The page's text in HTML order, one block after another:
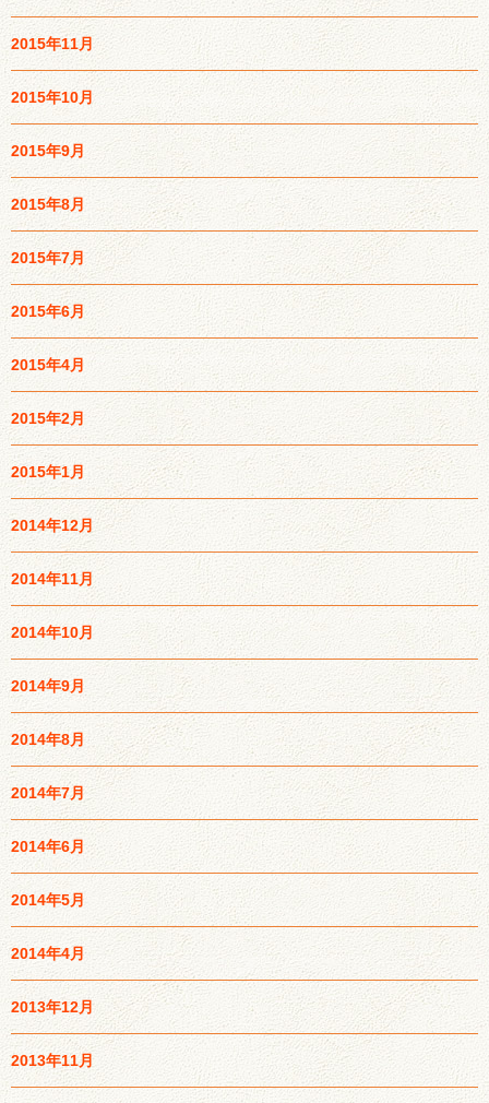
2015年11月
2015年10月
2015年9月
2015年8月
2015年7月
2015年6月
2015年4月
2015年2月
2015年1月
2014年12月
2014年11月
2014年10月
2014年9月
2014年8月
2014年7月
2014年6月
2014年5月
2014年4月
2013年12月
2013年11月